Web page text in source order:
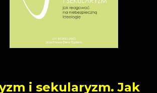
i sekularyzm. Jak